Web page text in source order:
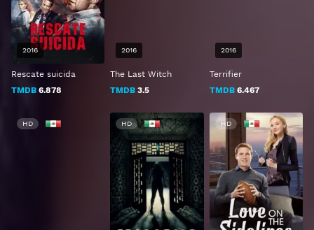
Rescate suicida
TMDB 6.878
2016
The Last Witch
TMDB 3.5
2016
Terrifier
TMDB6.467
2016
HD HD HD